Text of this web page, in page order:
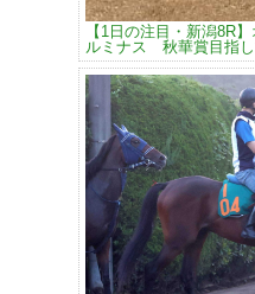
【1日の注目・新潟8R
ルミナス 秋華賞目指